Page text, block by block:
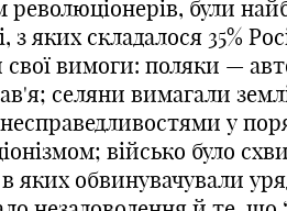
були
яких складалося 35%
свої вимоги: поляки —
селяни вимагали
несправедливостями у
військо було
яких обвинувачували